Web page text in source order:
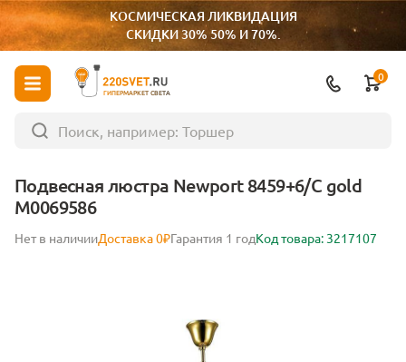
КОСМИЧЕСКАЯ ЛИКВИДАЦИЯ
СКИДКИ 30% 50% И 70%.
ГИПЕРМАРКЕТ СВЕТА
0
Подвесная люстра Newport 8459+6/C gold
М0069586
Нет в наличииДоставка 0₽Гарантия 1 годКод товара: 3217107